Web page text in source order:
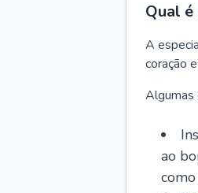
Qual
A
coração
Algumas
ao